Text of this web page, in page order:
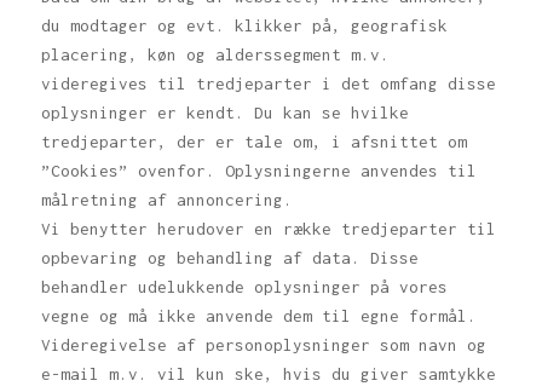
du modtager og evt. klikker på, geografisk
placering, køn og alderssegment m.v.
videregives til tredjeparter i det omfang disse
oplysninger er kendt. Du kan se hvilke
tredjeparter, der er tale om, i afsnittet om
”Cookies” ovenfor. Oplysningerne anvendes til
målretning af annoncering.
Vi benytter herudover en række tredjeparter til
opbevaring og behandling af data. Disse
behandler udelukkende oplysninger på vores
vegne og må ikke anvende dem til egne formål.
Videregivelse af personoplysninger som navn og
e-mail m.v. vil kun ske, hvis du giver samtykke